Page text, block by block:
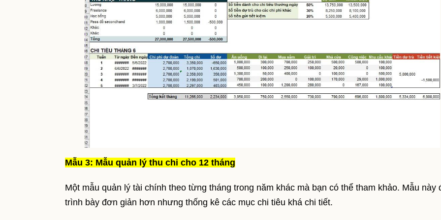
Mẫu 3: Mẫu quản lý thu chi cho 12 tháng
Một mẫu quản lý tài chính theo từng tháng trong năm khác mà bạn có thể tham khảo. Mẫu này
trình bày đơn giản hơn nhưng thống kê các mục chi tiêu khá chi tiết.